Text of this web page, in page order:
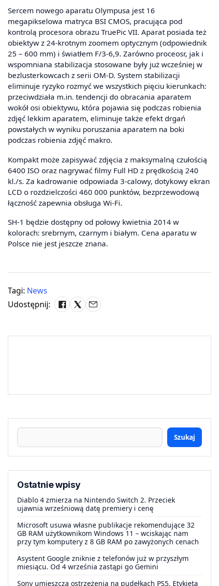
Sercem nowego aparatu Olympusa jest 16
megapikselowa matryca BSI CMOS, pracująca pod
kontrolą procesora obrazu TruePic VII. Aparat posiada też
obiektyw z 24-krotnym zoomem optycznym (odpowiednik
25 – 600 mm) i światłem F/3-6,9. Zarówno proceosr, jak i
wspomniana stabilizacja stosowane były już wcześniej w
bezlusterkowcach z serii OM-D. System stabilizacji
eliminuje ryzyko rozmyć we wszystkich pięciu kierunkach:
przeciwdziała m.in. tendencji do obracania aparatem
wokół osi obiektywu, która pojawia się podczas robienia
zdjęć lekkim aparatem, eliminuje także efekt drgań
powstałych w wyniku poruszania aparatem na boki
podczas robienia zdjęć makro.
Kompakt może zapisywać zdjęcia z maksymalną czułością
6400 ISO oraz nagrywać filmy Full HD z prędkością 240
kl./s. Za kadrowanie odpowiada 3-calowy, dotykowy ekran
LCD o rozdzielczości 460 000 punktów, bezprzewodową
łączność zapewnia obsługa Wi-Fi.
SH-1 będzie dostępny od połowy kwietnia 2014 w
kolorach: srebrnym, czarnym i białym. Cena aparatu w
Polsce nie jest jeszcze znana.
Tagi: News
Udostępnij:
Szukaj
Ostatnie wpisy
Diablo 4 zmierza na Nintendo Switch 2. Przeciek
ujawnia wrześniową datę premiery i cenę
Microsoft usuwa własne publikacje rekomendujące 32
GB RAM użytkownikom Windows 11 – wciskając nam
przy tym komputery z 8 GB RAM po zawyżonych cenach
Asystent Google zniknie z telefonów już w przyszłym
miesiącu. Od 4 września zastąpi go Gemini
Sony umieszcza ostrzeżenia na pudełkach PS5. Etykieta